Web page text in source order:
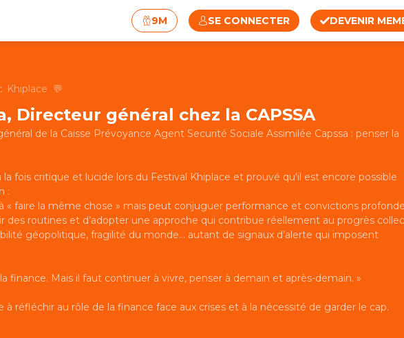
9M SE CONNECTER DEVENIR
Khiplace 💬
Directeur général chez la CAPSSA
de la Caisse Prévoyance Agent Securité Sociale Assimilée Capssa : penser la
fois critique et lucide lors du Festival Khiplace et prouvé qu'il est encore possible
:
« faire la même chose » mais peut conjuguer performance et convictions
des routines et d’adopter une approche qui contribue réellement au progrès
géopolitique, fragilité du monde… autant de signaux d’alerte qui imposent
finance. Mais il faut continuer à vivre, penser à demain et après-demain. »
réfléchir au rôle de la finance face aux crises et à la nécessité de garder le cap.